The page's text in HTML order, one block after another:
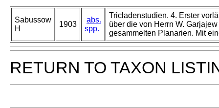
Sabussow
H
1903
abs.
spp.
Tricladenstudien. 4. Erster
über die von Herrn W.
gesammelten Planarien. Mit
RETURN TO TAXON